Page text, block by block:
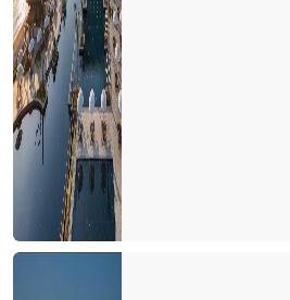
Taksiler ve şehrin imajı
Hayat seçtiğiniz kadındır
600 Dolar nereye gitti?
Paylaşım ekonomisi ve yeni bir satış
Turizm ve Otelcilik Düzenleme ve
Yeni tesisler yönetmeliği